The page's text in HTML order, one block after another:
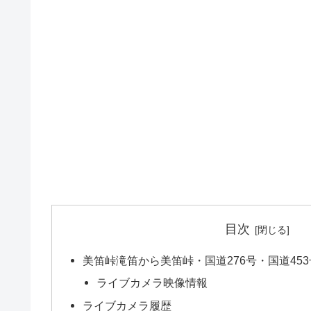
目次
美笛峠滝笛から美笛峠・国道276号・国道453
ライブカメラ映像情報
ライブカメラ履歴